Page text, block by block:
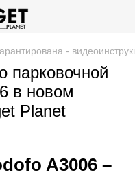
-
парковочной
в новом
Planet
A3006 –